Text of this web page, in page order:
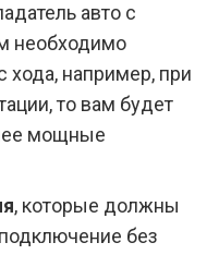
авто с
необходимо
хода, например, при
то вам будет
мощные
, которые должны
без